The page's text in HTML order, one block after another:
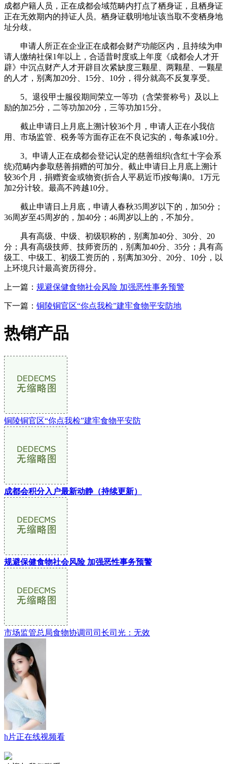
成都户籍人员，正在成都会域范畴内打点了栖身证，且栖身证
正在无效期内的持证人员。栖身证载明地址该当取不变栖身地
址分歧。
申请人所正在企业正在成都会财产功能区内，且持续为申
请人缴纳社保1年以上，合适昔时度或上年度《成都会人才开
辟》中沉点财产人才开辟目次紧缺度三颗星、两颗星、一颗星
的人才，别离加20分、15分、10分，得分就高不反复享受。
5。退役甲士服役期间荣立一等功（含荣誉称号）及以上
励的加25分，二等功加20分，三等功加15分。
截止申请日上月底上溯计较36个月，申请人正在小我信
用、市场监管、税务等方面存正在不良记实的，每条减10分。
3。申请人正在成都会登记认定的慈善组织(含红十字会系
统)范畴内参取慈善捐赠的可加分。截止申请日上月底上溯计
较36个月，捐赠资金或物资(折合人平易近币)按每满0。1万元
加2分计较。最高不跨越10分。
截止申请日上月底，申请人春秋35周岁以下的，加50分；
36周岁至45周岁的，加40分；46周岁以上的，不加分。
具有高级、中级、初级职称的，别离加40分、30分、20
分；具有高级技师、技师资历的，别离加40分、35分；具有高
级工、中级工、初级工资历的，别离加30分、20分、10分，以
上环境只计最高资历得分。
上一篇： 规避保健食物社会风险 加强恶性事务预警
下一篇： 铜陵铜官区“你点我检”建牢食物平安防地
热销产品
铜陵铜官区“你点我检”建牢食物平安防
成都会积分入户最新动静（持续更新）
规避保健食物社会风险 加强恶性事务预警
市场监管总局食物协调司司长司光：无效
h片正在线视频看